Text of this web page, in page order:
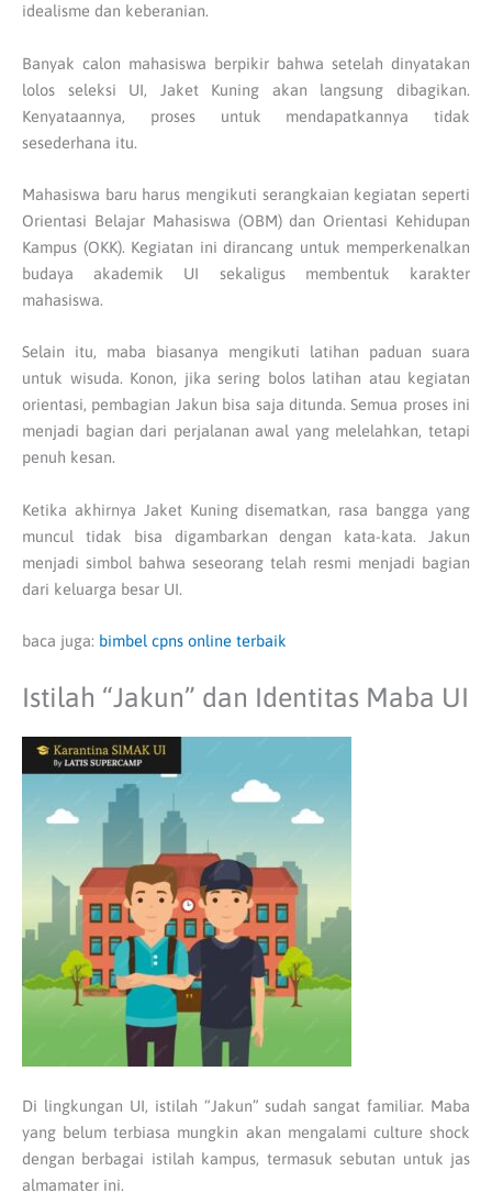
idealisme dan keberanian.
Banyak calon mahasiswa berpikir bahwa setelah dinyatakan
lolos seleksi UI, Jaket Kuning akan langsung dibagikan.
Kenyataannya, proses untuk mendapatkannya tidak
sesederhana itu.
Mahasiswa baru harus mengikuti serangkaian kegiatan seperti
Orientasi Belajar Mahasiswa (OBM) dan Orientasi Kehidupan
Kampus (OKK). Kegiatan ini dirancang untuk memperkenalkan
budaya akademik UI sekaligus membentuk karakter
mahasiswa.
Selain itu, maba biasanya mengikuti latihan paduan suara
untuk wisuda. Konon, jika sering bolos latihan atau kegiatan
orientasi, pembagian Jakun bisa saja ditunda. Semua proses ini
menjadi bagian dari perjalanan awal yang melelahkan, tetapi
penuh kesan.
Ketika akhirnya Jaket Kuning disematkan, rasa bangga yang
muncul tidak bisa digambarkan dengan kata-kata. Jakun
menjadi simbol bahwa seseorang telah resmi menjadi bagian
dari keluarga besar UI.
baca juga: bimbel cpns online terbaik
Istilah “Jakun” dan Identitas Maba UI
Di lingkungan UI, istilah “Jakun” sudah sangat familiar. Maba
yang belum terbiasa mungkin akan mengalami culture shock
dengan berbagai istilah kampus, termasuk sebutan untuk jas
almamater ini.